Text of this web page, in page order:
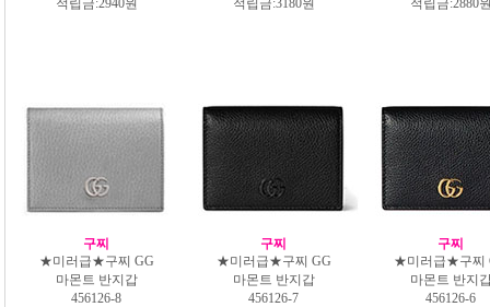
구찌
★미러급★구찌 GG
마몬트 반지갑
456126-8
구찌
★미러급★구찌 GG
마몬트 반지갑
456126-7
구찌
★미러급★구찌
마몬트 반지
456126-6